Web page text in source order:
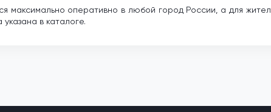
максимально оперативно в любой город России, а для
в каталоге.